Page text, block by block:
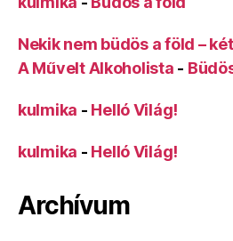
Nekik nem büdös a föld –
A Művelt Alkoholista -
kulmika - Helló Világ!
kulmika - Helló Világ!
Archívum